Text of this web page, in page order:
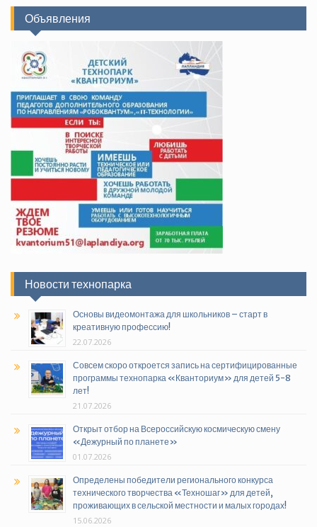
Объявления
Новости технопарка
Основы видеомонтажа для школьников – старт в
креативную профессию!
22.07.2026
Совсем скоро откроется запись на сертифицированные
программы технопарка «Кванториум» для детей 5-8
лет!
21.07.2026
Открыт отбор на Всероссийскую космическую смену
«Дежурный по планете»
01.07.2026
Определены победители регионального конкурса
технического творчества «Техношаг» для детей,
проживающих в сельской местности и малых городах!
15.06.2026